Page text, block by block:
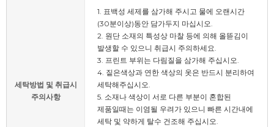
세탁방법 및 취급시
주의사항
1. 표백성 세제를 삼가해 주시고 물에 오랜시간
(30분이상)동안 담가두지 마십시오.
2. 원단 소재의 특성상 마찰 등에 의해 올뜯김이
발생할 수 있으니 취급시 주의하세요.
3. 프린트 부위는 다림질을 삼가해 주십시오.
4. 짙은색상과 연한 색상의 옷은 반드시 분리하여
세탁해주십시오.
5. 소재나 색상이 서로 다른 부분이 혼합된
제품일때는 이염될 우려가 있으니 빠른 시간내에
세탁 및 약하게 탈수 건조해 주십시오.